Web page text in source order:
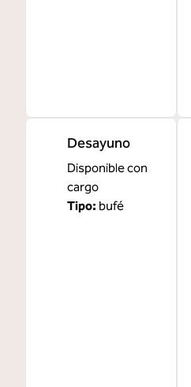
Desayuno
Disponible con
cargo
Tipo: bufé